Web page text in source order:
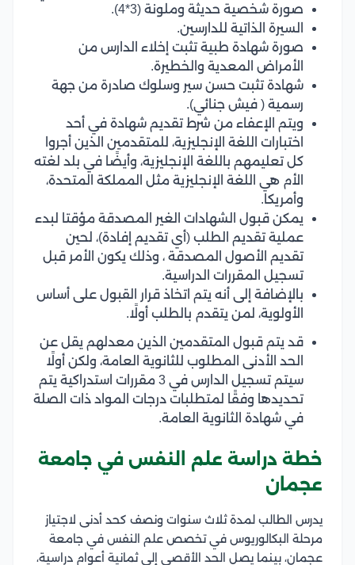
صورة شخصية حديثة وملونة (3*4).
السيرة الذاتية للدارسين.
صورة شهادة طبية تثبت إخلاء الدارس من
الأمراض المعدية والخطيرة.
شهادة تثبت حسن سير وسلوك صادرة من جهة
رسمية ( فيش جنائي).
ويتم الإعفاء من شرط تقديم شهادة في أحد
اختبارات اللغة الإنجليزية، للمتقدمين الذين أجروا
كل تعليمهم باللغة الإنجليزية، وأيضًا في بلد لغته
الأم هي اللغة الإنجليزية مثل المملكة المتحدة،
وأمريكا.
يمكن قبول الشهادات الغير المصدقة مؤقتا لبدء
عملية تقديم الطلب (أي تقديم إفادة)، لحين
تقديم الأصول المصدقة ، وذلك يكون الأمر قبل
تسجيل المقررات الدراسية.
بالإضافة إلى أنه يتم اتخاذ قرار القبول على أساس
الأولوية، لمن يتقدم بالطلب أولًا.
قد يتم قبول المتقدمين الذين معدلهم يقل عن
الحد الأدنى المطلوب للثانوية العامة، ولكن أولًا
سيتم تسجيل الدارس في 3 مقررات استدراكية يتم
تحديدها وفقًا لمتطلبات درجات المواد ذات الصلة
في شهادة الثانوية العامة.
خطة دراسة علم النفس في جامعة
عجمان
يدرس الطالب لمدة ثلاث سنوات ونصف كحد أدنى لاجتياز
مرحلة البكالوريوس في تخصص علم النفس في جامعة
عجمان، بينما يصل الحد الأقصى إلى ثمانية أعوام دراسية،